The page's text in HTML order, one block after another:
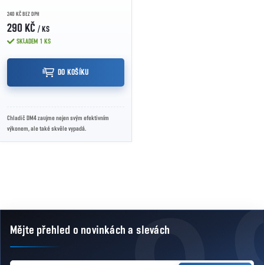
240 KČ BEZ DPH
290 KČ / KS
SKLADEM 1 KS
DO KOŠÍKU
Chladič DM4 zaujme nejen svým efektivním
výkonem, ale také skvěle vypadá.
Zápatí
Mějte přehled o novinkácha slevách